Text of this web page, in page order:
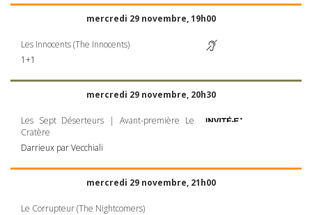
mercredi 29 novembre, 19h00
Les Innocents (The Innocents)
1+1
mercredi 29 novembre, 20h30
Les Sept Déserteurs | Avant-première Le
Cratère
Darrieux par Vecchiali
mercredi 29 novembre, 21h00
Le Corrupteur (The Nightcomers)